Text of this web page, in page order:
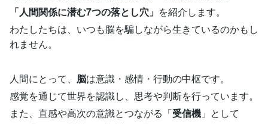
「人間関係に潜む7つの落とし穴」 を紹介します。
わたしたちは、いつも脳を騙しながら生きているのかもし
れません。
人間にとって、 脳は意識・感情・行動の中枢です。
感覚を通じて世界を認識し、思考や判断を行っています。
また、直感や高次の意識とつながる「受信機 」として